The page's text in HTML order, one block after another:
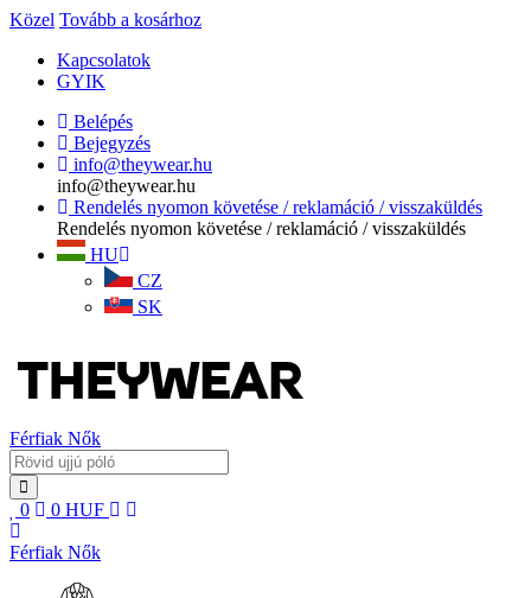
Közel Tovább a kosárhoz
Kapcsolatok
GYIK
Belépés
Bejegyzés
info@theywear.hu
info@theywear.hu
Rendelés nyomon követése / reklamáció / visszaküldés
Rendelés nyomon követése / reklamáció / visszaküldés
HU
CZ
SK
Férfiak Nők
0 0 HUF
Férfiak Nők